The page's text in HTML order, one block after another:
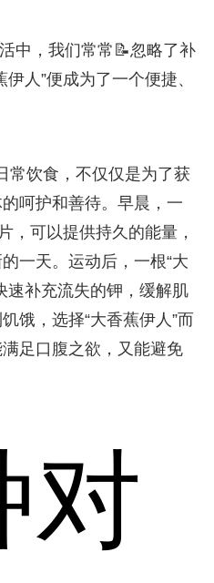
中，我们常常📝忽略了补
人”便成为了一个便捷、
常饮食，不仅仅是为了获
呵护和善待。早晨，一
，可以提供持久的能量，
一天。运动后，一根“大
速补充流失的钾，缓解肌
饿，选择“大香蕉伊人”而
足口腹之欲，又能避免
对